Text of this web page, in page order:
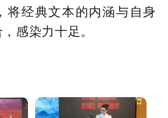
将经典文本的内涵与自身
感染力十足。